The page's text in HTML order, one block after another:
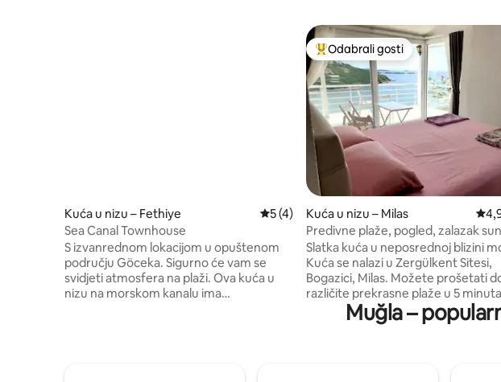
Kuća u nizu – Fethiye Prosječna ocjena: 5/5, recenzija: 4
5 (4)
Sea Canal Townhouse
S izvanrednom lokacijom u opuštenom
području Göceka. Sigurno će vam se
svidjeti atmosfera na plaži. Ova kuća u
nizu na morskom kanalu ima
Među najviše rangiranima s
Odabrali gosti
Kuća u nizu – Milas
Predivne plaže, pogled, zalazak
kuća! (3)
Slatka kuća u neposrednoj blizini
Kuća se nalazi u Zergülkent Sitesi,
Bogazici, Milas. Možete prošetati do 2
različite prekrasne plaže u 5
Udaljen je oko 35 minuta vožnje do
centra Bodrum, 25 minuta do
Muğla –